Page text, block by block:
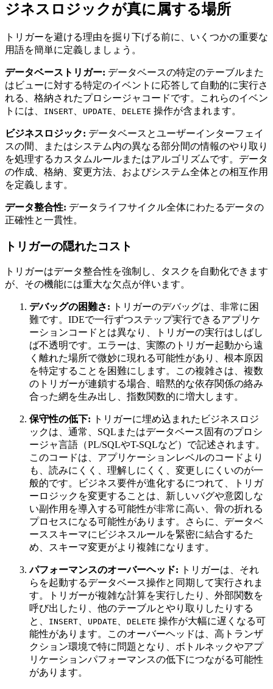
ジネスロジックが真に属する場所
トリガーを避ける理由を掘り下げる前に、いくつかの重要な
用語を簡単に定義しましょう。
データベーストリガー: データベースの特定のテーブルまた
はビューに対する特定のイベントに応答して自動的に実行さ
れる、格納されたプロシージャコードです。これらのイベン
トには、
INSERT UPDATE DELETE 操作が含まれます。
ビジネスロジック: データベースとユーザーインターフェイ
スの間、またはシステム内の異なる部分間の情報のやり取り
を処理するカスタムルールまたはアルゴリズムです。データ
の作成、格納、変更方法、およびシステム全体との相互作用
を定義します。
データ整合性: データライフサイクル全体にわたるデータの
正確性と一貫性。
トリガーの隠れたコスト
トリガーはデータ整合性を強制し、タスクを自動化できます
が、その機能には重大な欠点が伴います。
デバッグの困難さ: トリガーのデバッグは、非常に困
難です。IDEで一行ずつステップ実行できるアプリケ
ーションコードとは異なり、トリガーの実行はしばし
ば不透明です。エラーは、実際のトリガー起動から遠
く離れた場所で微妙に現れる可能性があり、根本原因
を特定することを困難にします。この複雑さは、複数
のトリガーが連鎖する場合、暗黙的な依存関係の絡み
合った網を生み出し、指数関数的に増大します。
保守性の低下: トリガーに埋め込まれたビジネスロジ
ックは、通常、SQLまたはデータベース固有のプロシ
ージャ言語（PL/SQLやT-SQLなど）で記述されます。
このコードは、アプリケーションレベルのコードより
も、読みにくく、理解しにくく、変更しにくいのが一
般的です。ビジネス要件が進化するにつれて、トリガ
ーロジックを変更することは、新しいバグや意図しな
い副作用を導入する可能性が非常に高い、骨の折れる
プロセスになる可能性があります。さらに、データベ
ーススキーマにビジネスルールを緊密に結合するた
め、スキーマ変更がより複雑になります。
パフォーマンスのオーバーヘッド: トリガーは、それ
らを起動するデータベース操作と同期して実行されま
す。トリガーが複雑な計算を実行したり、外部関数を
呼び出したり、他のテーブルとやり取りしたりする
と、
INSERT UPDATE DELETE 操作が大幅に遅くなる可
能性があります。このオーバーヘッドは、高トランザ
クション環境で特に問題となり、ボトルネックやアプ
リケーションパフォーマンスの低下につながる可能性
があります。